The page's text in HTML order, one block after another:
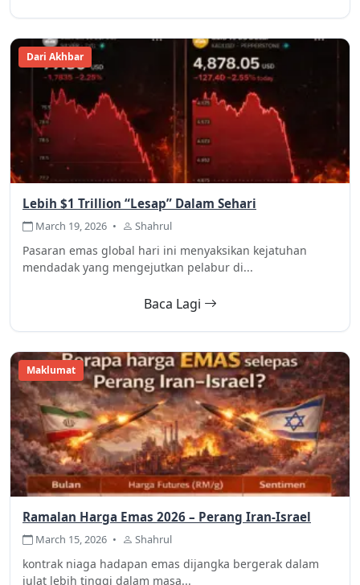
Dari Akhbar
Lebih $1 Trillion “Lesap” Dalam Sehari
March 19, 2026 • Shahrul
Pasaran emas global hari ini menyaksikan kejatuhan
mendadak yang mengejutkan pelabur di...
Baca Lagi
Maklumat
Ramalan Harga Emas 2026 – Perang Iran-Israel
March 15, 2026 • Shahrul
kontrak niaga hadapan emas dijangka bergerak dalam
julat lebih tinggi dalam masa...